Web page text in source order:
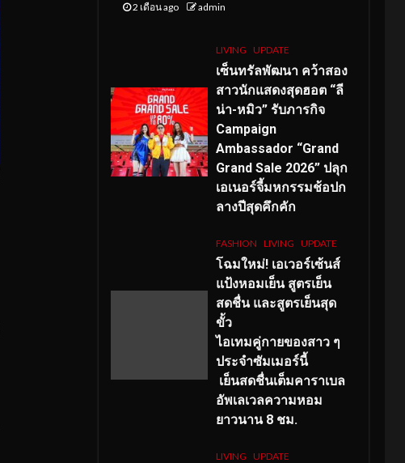
2 เดือน ago admin
LIVING UPDATE
เซ็นทรัลพัฒนา คว้าสอง
สาวนักแสดงสุดฮอต “ลี
น่า-หมิว” รับภารกิจ
Campaign
Ambassador “Grand
Grand Sale 2026” ปลุก
เอเนอร์จี้มหกรรมช้อปก
ลางปีสุดคึกคัก
FASHION LIVING UPDATE
โฉมใหม่! เอเวอร์เซ้นส์
แป้งหอมเย็น สูตรเย็น
สดชื่น และสูตรเย็นสุด
ขั้ว
ไอเทมคู่กายของสาว ๆ
ประจำซัมเมอร์นี้
เย็นสดชื่นเต็มคาราเบล
อัพเลเวลความหอม
ยาวนาน 8 ชม.
LIVING UPDATE